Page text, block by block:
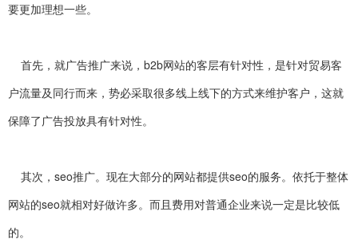
要更加理想一些。
首先，就广告推广来说，b2b网站的客层有针对性，是针对贸易客
户流量及同行而来，势必采取很多线上线下的方式来维护客户，这就
保障了广告投放具有针对性。
其次，seo推广。现在大部分的网站都提供seo的服务。依托于整体
网站的seo就相对好做许多。而且费用对普通企业来说一定是比较低
的。